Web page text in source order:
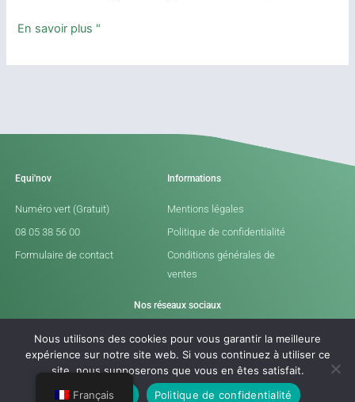
En savoir plus "
Equi'nov
Numéro vert (Gratuit)
08 05 38 56 00
Formulaire de contact
Informations
Mentions légales
Politique de confidentialité
Conditions générales de
ventes
Nos réseaux sociaux
L
i
I
n
Français
Nous utilisons des cookies pour vous garantir la meilleure
expérience sur notre site web. Si vous continuez à utiliser ce
site, nous supposerons que vous en êtes satisfait.
OK
Non Politique de confidentialité